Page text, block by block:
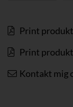
Print produkt
Print
Kontakt mig